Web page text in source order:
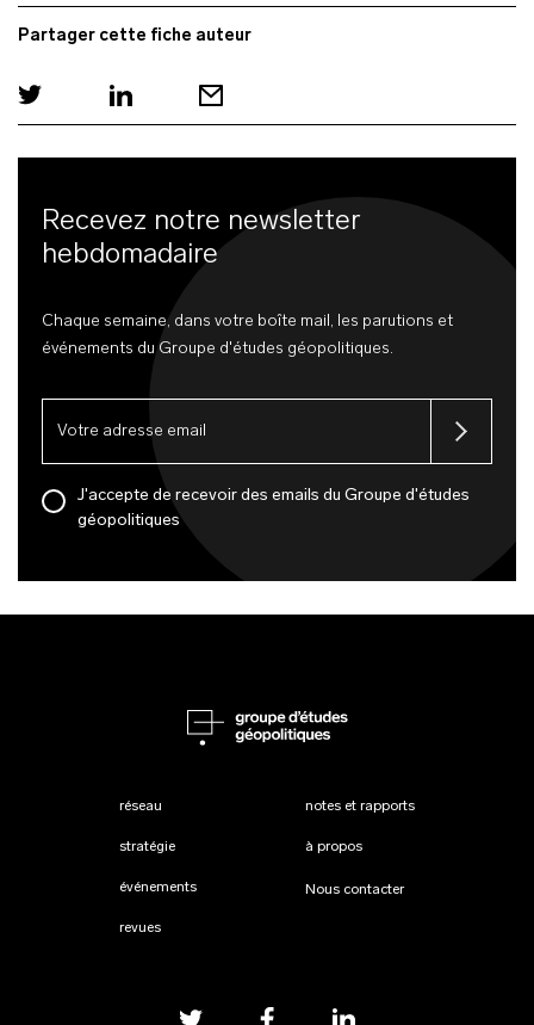
Partager cette fiche auteur
Recevez notre newsletter
hebdomadaire
Chaque semaine, dans votre boîte mail, les parutions et
événements du Groupe d'études géopolitiques.
J'accepte de recevoir des emails du Groupe d'études
géopolitiques
réseau
stratégie
événements
revues
notes et rapports
à propos
Nous contacter